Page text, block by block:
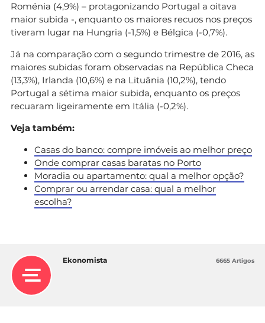
Roménia (4,9%) – protagonizando Portugal a oitava
maior subida -, enquanto os maiores recuos nos preços
tiveram lugar na Hungria (-1,5%) e Bélgica (-0,7%).
Já na comparação com o segundo trimestre de 2016, as
maiores subidas foram observadas na República Checa
(13,3%), Irlanda (10,6%) e na Lituânia (10,2%), tendo
Portugal a sétima maior subida, enquanto os preços
recuaram ligeiramente em Itália (-0,2%).
Veja também:
Casas do banco: compre imóveis ao melhor preço
Onde comprar casas baratas no Porto
Moradia ou apartamento: qual a melhor opção?
Comprar ou arrendar casa: qual a melhor
escolha?
Ekonomista 6665 Artigos